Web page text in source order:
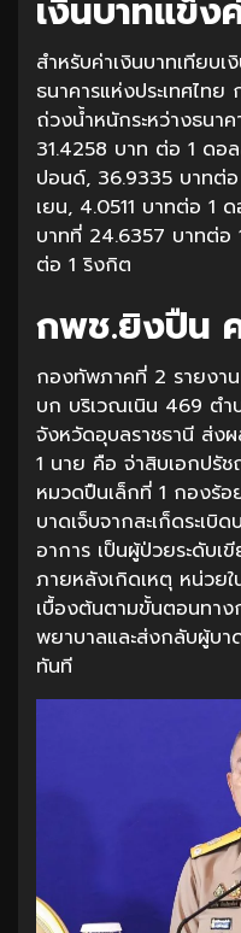
เงินบาทแข็ง
สำหรับค่าเงินบาทเทียบ
ธนาคารแห่งประเทศไท
ถ่วงน้ำหนักระหว่างธนา
31.4258 บาท ต่อ 1 ดอ
ปอนด์, 36.9335 บาทต่
เยน, 4.0511 บาทต่อ 1
บาทที่ 24.6357 บาทต่อ
ต่อ 1 ริงกิต
กพช.ยิงปืน
กองทัพภาคที่ 2 รายงา
บก บริเวณเนิน 469 ตำ
จังหวัดอุบลราชธานี ส่ง
1 นาย คือ จ่าสิบเอกปรั
หมวดปืนเล็กที่ 1 กองร้อ
บาดเจ็บจากสะเก็ดระเบิ
อาการ เป็นผู้ป่วยระดับเ
ภายหลังเกิดเหตุ หน่วย
เบื้องต้นตามขั้นตอนทาง
พยาบาลและส่งกลับผู้บ
ทันที